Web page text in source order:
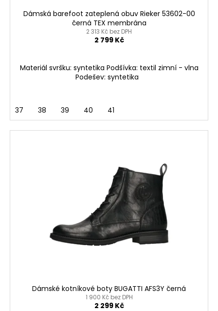
Dámská barefoot zateplená obuv Rieker 53602-00
černá TEX membrána
2 313 Kč bez DPH
2 799 Kč
Materiál svršku: syntetika Podšívka: textil zimní - vlna
Podešev: syntetika
37 38 39 40 41
Dámské kotníkové boty BUGATTI AFS3Y černá
1 900 Kč bez DPH
2 299 Kč